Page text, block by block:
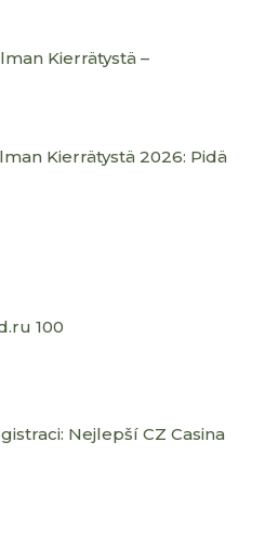
Kierrätystä –
Kierrätystä 2026: Pidä
100
Nejlepší CZ Casina